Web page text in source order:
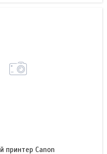
Canon